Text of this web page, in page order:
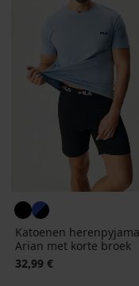
Katoenen
Arian met korte broek
32,99 €